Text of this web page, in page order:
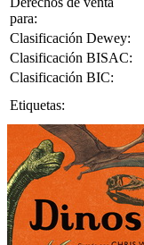
para:
Clasificación Dewey:
Clasificación BISAC:
Clasificación BIC:
Etiquetas: